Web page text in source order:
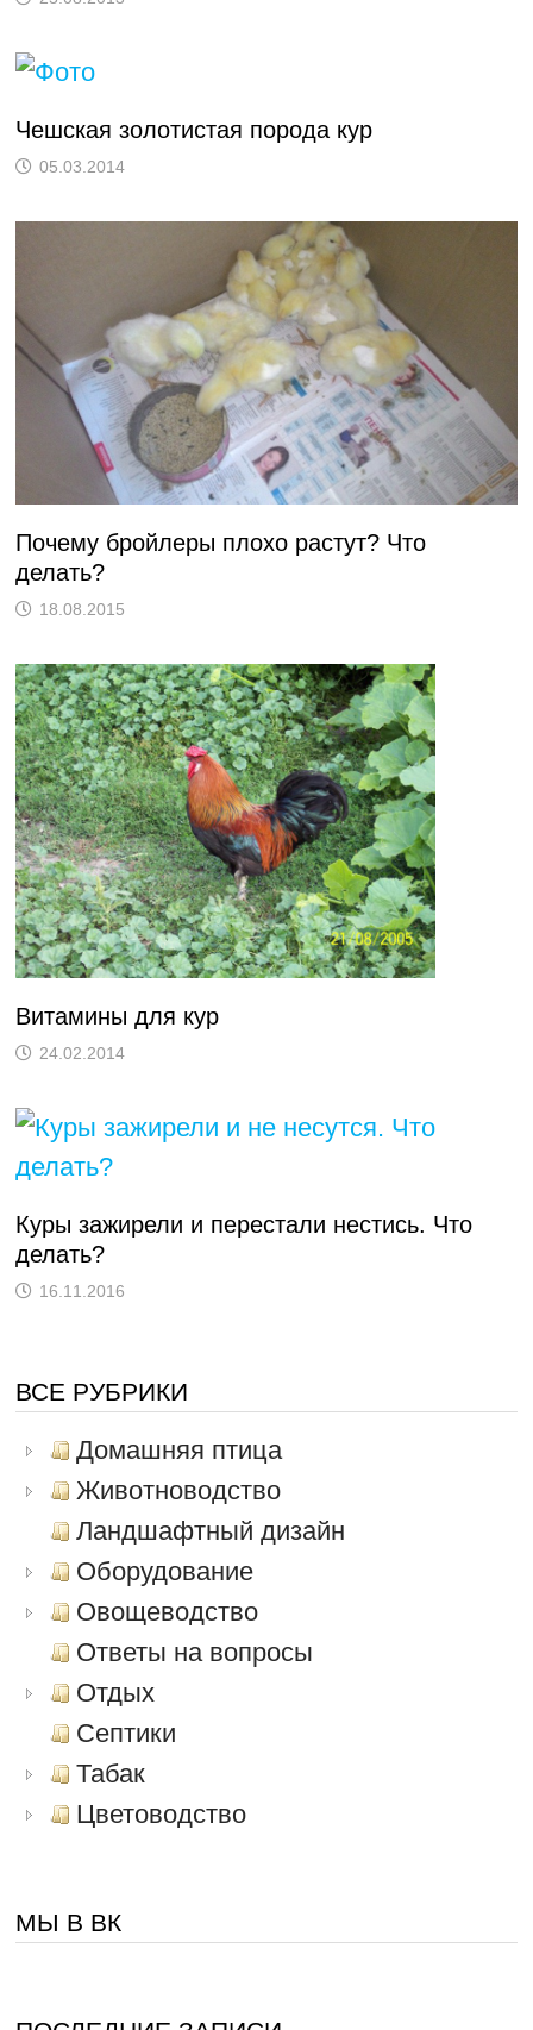
Чешская золотистая порода кур
05.03.2014
Почему бройлеры плохо растут? Что
делать?
18.08.2015
Витамины для кур
24.02.2014
Куры зажирели и перестали нестись. Что
делать?
16.11.2016
ВСЕ РУБРИКИ
Домашняя птица
Животноводство
Ландшафтный дизайн
Оборудование
Овощеводство
Ответы на вопросы
Отдых
Септики
Табак
Цветоводство
МЫ В ВК